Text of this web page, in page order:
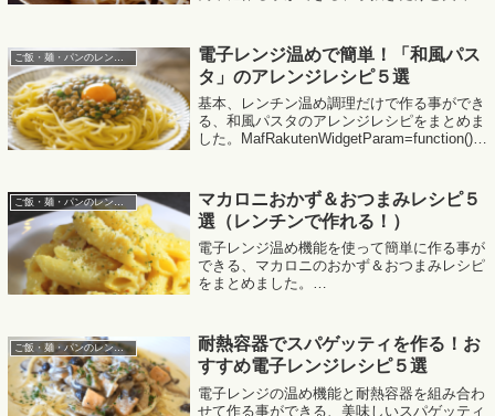
siz...
電子レンジ温めで簡単！「和風パス
タ」のアレンジレシピ５選
基本、レンチン温め調理だけで作る事ができ
る、和風パスタのアレンジレシピをまとめま
した。MafRakutenWidgetParam=function() {
ご飯・麺・パンのレンジレシピ
マカロニおかず＆おつまみレシピ５
選（レンチンで作れる！）
電子レンジ温め機能を使って簡単に作る事が
できる、マカロニのおかず＆おつまみレシピ
をまとめました。
ご飯・麺・パンのレンジレシピ
耐熱容器でスパゲッティを作る！お
すすめ電子レンジレシピ５選
電子レンジの温め機能と耐熱容器を組み合わ
せて作る事ができる、美味しいスパゲッティ